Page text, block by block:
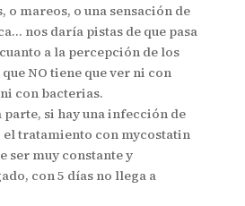
o mareos, o una sensación de
nos daría pistas de que pasa
a la percepción de los
NO tiene que ver ni con
con bacterias.
parte, si hay una infección de
el tratamiento con mycostatin
ser muy constante y
con 5 días no llega a